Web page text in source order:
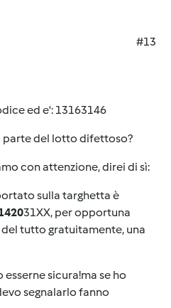
#13
ed e': 13163146
parte del lotto difettoso?
con attenzione, direi di sì:
sulla targhetta è
31XX, per opportuna
tutto gratuitamente, una
sicura!ma se ho
segnalarlo fanno